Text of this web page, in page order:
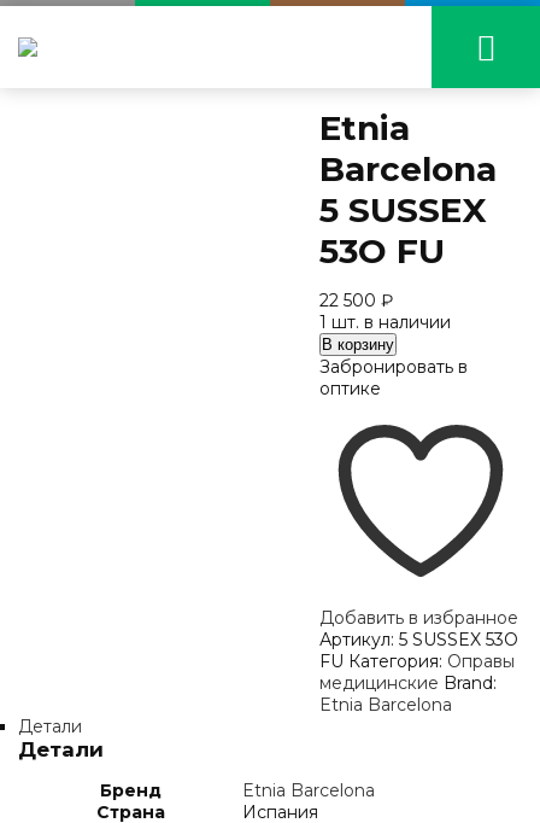
Etnia
Barcelona
5 SUSSEX
53O FU
22 500 ₽
1 шт. в наличии
Количество
Etnia
Barcelona
SUSSEX
53O
FU
В корзину
Забронировать в
оптике
Добавить в избранное
Артикул: 5 SUSSEX 53O
FU Категория: Оправы
медицинские Brand:
Etnia Barcelona
Детали
Детали
Бренд
Etnia Barcelona
Страна
Испания